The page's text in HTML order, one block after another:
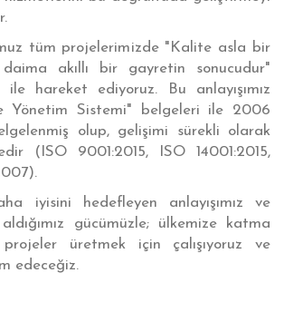
tüm projelerimizde "Kalite asla bir
akıllı bir gayretin sonucudur"
hareket ediyoruz. Bu anlayışımız
Yönetim Sistemi" belgeleri ile 2006
olup, gelişimi sürekli olarak
(ISO 9001:2015, ISO 14001:2015,
iyisini hedefleyen anlayışımız ve
gücümüzle; ülkemize katma
üretmek için çalışıyoruz ve
edeceğiz.